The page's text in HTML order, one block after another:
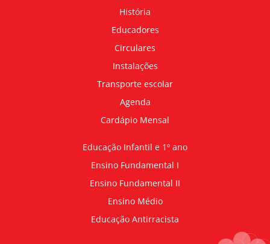
História
Educadores
Circulares
Instalações
Transporte escolar
Agenda
Cardápio Mensal
Educação Infantil e 1º ano
Ensino Fundamental I
Ensino Fundamental II
Ensino Médio
Educação Antirracista